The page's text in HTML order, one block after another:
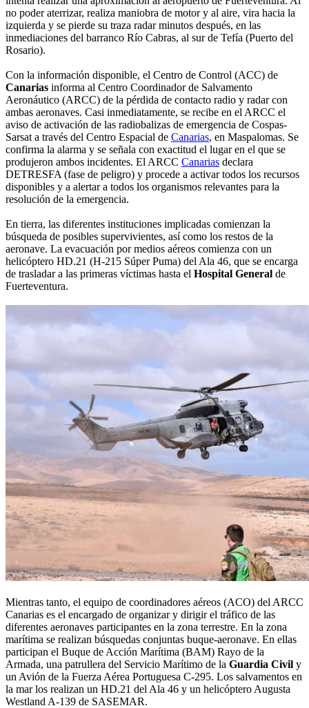
no poder aterrizar, realiza maniobra de motor y al aire, vira hacia la
izquierda y se pierde su traza radar minutos después, en las
inmediaciones del barranco Río Cabras, al sur de Tefía (Puerto del
Rosario).
Con la información disponible, el Centro de Control (ACC) de
Canarias informa al Centro Coordinador de Salvamento
Aeronáutico (ARCC) de la pérdida de contacto radio y radar con
ambas aeronaves. Casi inmediatamente, se recibe en el ARCC el
aviso de activación de las radiobalizas de emergencia de Cospas-
Sarsat a través del Centro Espacial de Canarias, en Maspalomas. Se
confirma la alarma y se señala con exactitud el lugar en el que se
produjeron ambos incidentes. El ARCC Canarias declara
DETRESFA (fase de peligro) y procede a activar todos los recursos
disponibles y a alertar a todos los organismos relevantes para la
resolución de la emergencia.
En tierra, las diferentes instituciones implicadas comienzan la
búsqueda de posibles supervivientes, así como los restos de la
aeronave. La evacuación por medios aéreos comienza con un
helicóptero HD.21 (H-215 Súper Puma) del Ala 46, que se encarga
de trasladar a las primeras víctimas hasta el Hospital General de
Fuerteventura.
Mientras tanto, el equipo de coordinadores aéreos (ACO) del ARCC
Canarias es el encargado de organizar y dirigir el tráfico de las
diferentes aeronaves participantes en la zona terrestre. En la zona
marítima se realizan búsquedas conjuntas buque-aeronave. En ellas
participan el Buque de Acción Marítima (BAM) Rayo de la
Armada, una patrullera del Servicio Marítimo de la Guardia Civil y
un Avión de la Fuerza Aérea Portuguesa C-295. Los salvamentos en
la mar los realizan un HD.21 del Ala 46 y un helicóptero Augusta
Westland A-139 de SASEMAR.